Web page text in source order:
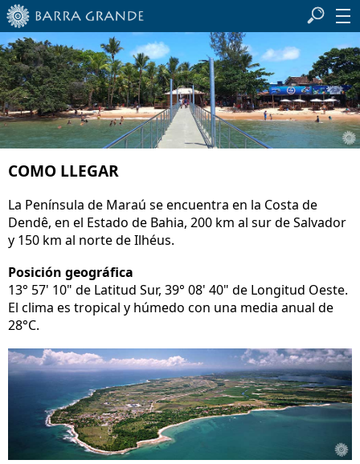
COMO LLEGAR
La Península de Maraú se encuentra en la Costa de
Dendê, en el Estado de Bahia, 200 km al sur de Salvador
y 150 km al norte de Ilhéus.
Posición geográfica
13° 57' 10" de Latitud Sur, 39° 08' 40" de Longitud Oeste.
El clima es tropical y húmedo con una media anual de
28°C.